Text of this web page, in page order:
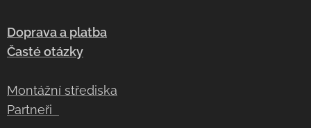
Doprava a platba
Časté otázky
Montážní střediska
Partneři